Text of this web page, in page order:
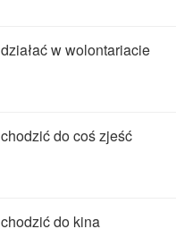
działać w wolontariacie
chodzić do coś zjeść
chodzić do kina